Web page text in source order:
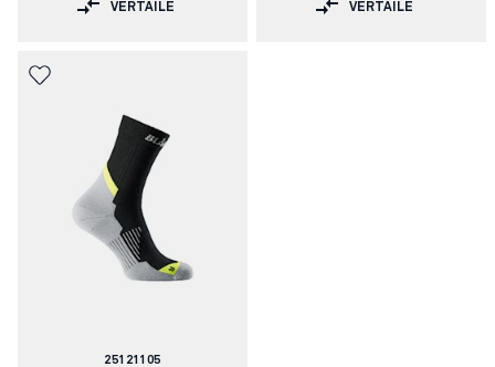
VERTAILE VERTAILE
Tuotenumero:
25121105